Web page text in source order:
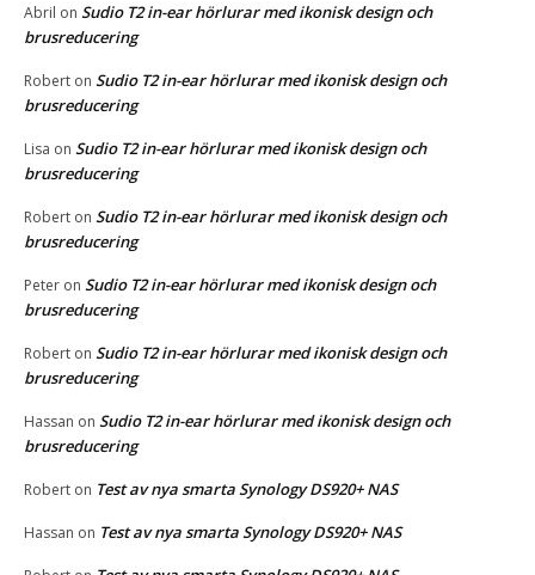
Abril on Sudio T2 in-ear hörlurar med ikonisk design och
brusreducering
Robert on Sudio T2 in-ear hörlurar med ikonisk design och
brusreducering
Lisa on Sudio T2 in-ear hörlurar med ikonisk design och
brusreducering
Robert on Sudio T2 in-ear hörlurar med ikonisk design och
brusreducering
Peter on Sudio T2 in-ear hörlurar med ikonisk design och
brusreducering
Robert on Sudio T2 in-ear hörlurar med ikonisk design och
brusreducering
Hassan on Sudio T2 in-ear hörlurar med ikonisk design och
brusreducering
Robert on Test av nya smarta Synology DS920+ NAS
Hassan on Test av nya smarta Synology DS920+ NAS